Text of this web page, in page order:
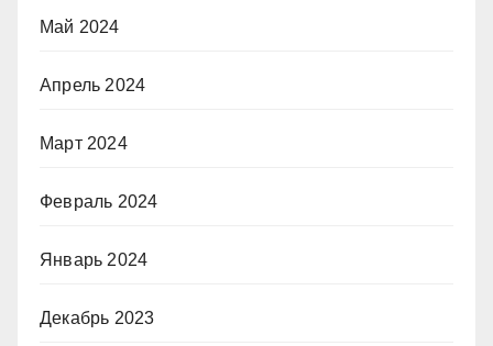
Май 2024
Апрель 2024
Март 2024
Февраль 2024
Январь 2024
Декабрь 2023